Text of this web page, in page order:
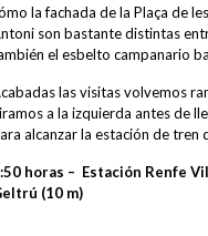
la fachada de la Plaça de
son bastante distintas
el esbelto campanario
las visitas volvemos
a la izquierda antes de
alcanzar la estación de tren
horas – Estación Renfe
(10 m)